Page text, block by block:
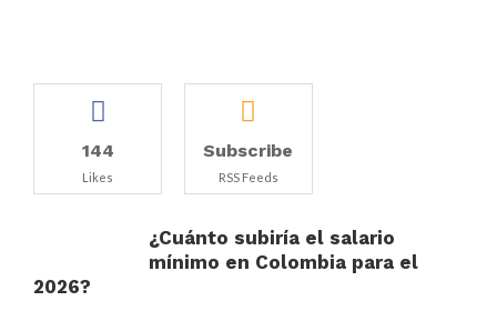
144
Likes
Subscribe
RSS Feeds
¿Cuánto subiría el salario
mínimo en Colombia para el
2026?